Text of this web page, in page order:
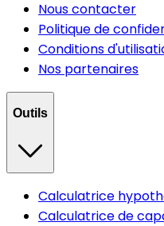
Nous contacter
Politique de
Conditions
Nos partenaires
Outils
Calculatrice
Calculatrice de